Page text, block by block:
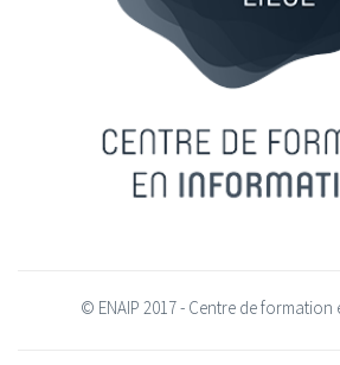
© ENAIP 2017 - Centre de